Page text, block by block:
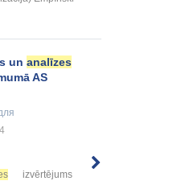
un analīzes
AS
izvērtējums